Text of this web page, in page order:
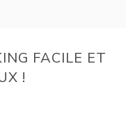
FACILE ET
!